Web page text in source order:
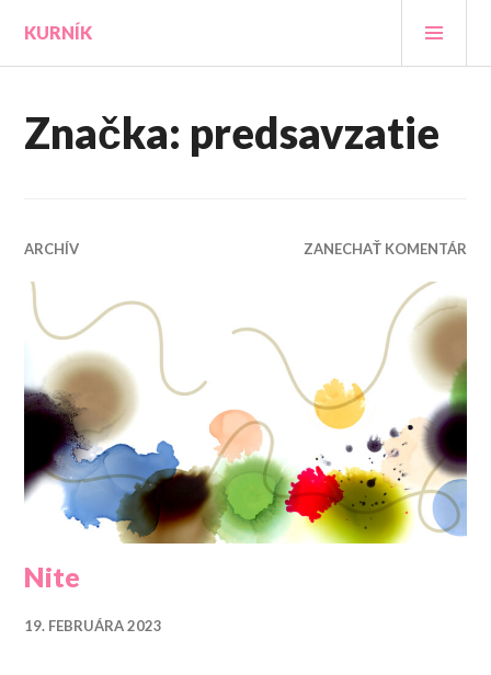
obsah
KURNÍK
Značka: predsavzatie
ARCHÍV ZANECHAŤ KOMENTÁR
Nite
19. FEBRUÁRA 2023